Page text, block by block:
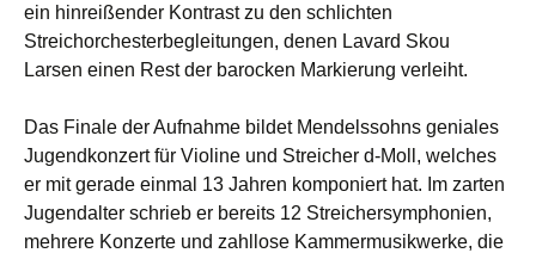
ein hinreißender Kontrast zu den schlichten
Streichorchesterbegleitungen, denen Lavard Skou
Larsen einen Rest der barocken Markierung verleiht.
Das Finale der Aufnahme bildet Mendelssohns geniales
Jugendkonzert für Violine und Streicher d-Moll, welches
er mit gerade einmal 13 Jahren komponiert hat. Im zarten
Jugendalter schrieb er bereits 12 Streichersymphonien,
mehrere Konzerte und zahllose Kammermusikwerke, die